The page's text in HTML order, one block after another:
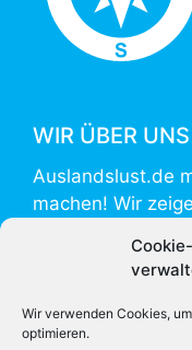
Wir verwenden Cookies,
optimieren.
WIR ÜBER UNS
Auslandslust.de
machen! Wir
Vorbereitung
Auslandslust.de